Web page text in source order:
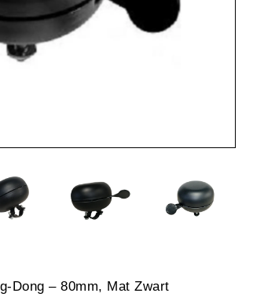
Dong – 80mm, Mat Zwart